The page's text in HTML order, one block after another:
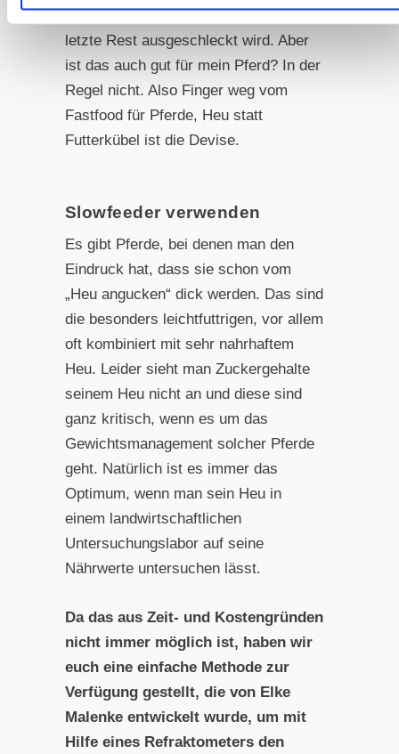
entgegen brummelt und noch der
letzte Rest ausgeschleckt wird. Aber
ist das auch gut für mein Pferd? In der
Regel nicht. Also Finger weg vom
Fastfood für Pferde, Heu statt
Futterkübel ist die Devise.
Slowfeeder verwenden
Es gibt Pferde, bei denen man den
Eindruck hat, dass sie schon vom
„Heu angucken“ dick werden. Das sind
die besonders leichtfuttrigen, vor allem
oft kombiniert mit sehr nahrhaftem
Heu. Leider sieht man Zuckergehalte
seinem Heu nicht an und diese sind
ganz kritisch, wenn es um das
Gewichtsmanagement solcher Pferde
geht. Natürlich ist es immer das
Optimum, wenn man sein Heu in
einem landwirtschaftlichen
Untersuchungslabor auf seine
Nährwerte untersuchen lässt.
Da das aus Zeit- und Kostengründen
nicht immer möglich ist, haben wir
euch eine einfache Methode zur
Verfügung gestellt, die von Elke
Malenke entwickelt wurde, um mit
Hilfe eines Refraktometers den